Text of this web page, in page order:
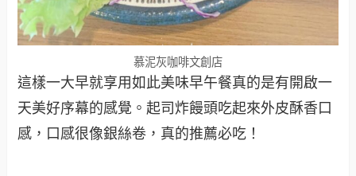
慕泥灰咖啡文創店
這樣一大早就享用如此美味早午餐真的是有開啟一
天美好序幕的感覺。起司炸饅頭吃起來外皮酥香口
感，口感很像銀絲卷，真的推薦必吃！